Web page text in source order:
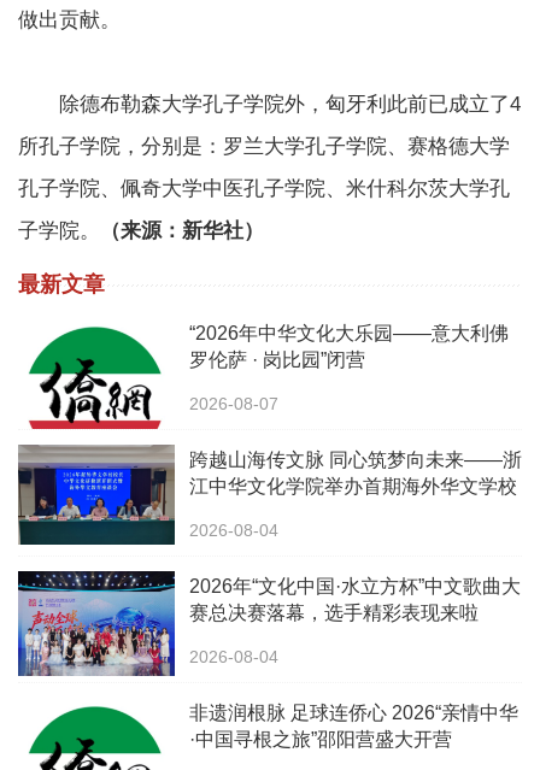
做出贡献。
除德布勒森大学孔子学院外，匈牙利此前已成立了4
所孔子学院，分别是：罗兰大学孔子学院、赛格德大学
孔子学院、佩奇大学中医孔子学院、米什科尔茨大学孔
子学院。
（来源：新华社）
最新文章
“2026年中华文化大乐园——意大利佛
罗伦萨 · 岗比园”闭营
2026-08-07
跨越山海传文脉 同心筑梦向未来——浙
江中华文化学院举办首期海外华文学校
2026-08-04
2026年“文化中国·水立方杯”中文歌曲大
赛总决赛落幕，选手精彩表现来啦
2026-08-04
非遗润根脉 足球连侨心 2026“亲情中华
·中国寻根之旅”邵阳营盛大开营